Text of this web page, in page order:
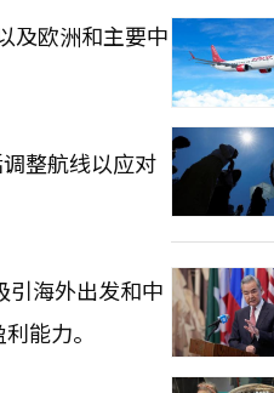
及欧洲和主要中
整航线以应对
引海外出发和中
能力。